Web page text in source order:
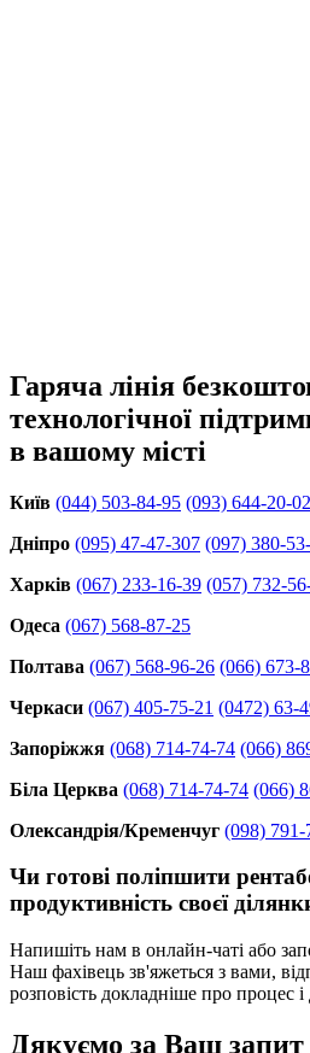
Гаряча лінія
технологічної
в вашому місті
Київ (044) 503-84-95 (093) 644-20-02
Дніпро (095) 47-47-307 (097) 380-
Харків (067) 233-16-39 (057) 732-
Одеса (067) 568-87-25
Полтава (067) 568-96-26 (066) 673-
Черкаси (067) 405-75-21 (0472) 63-
Запоріжжя (068) 714-74-74 (066)
Біла Церква (068) 714-74-74 (066)
Олександрія/Кременчуг (098) 791-
Чи готові поліпшити
продуктивність своєї
Напишіть нам в онлайн-чаті або
Наш фахівець зв'яжеться з вами,
розповість докладніше про процес
Дякуємо за Ваш запит